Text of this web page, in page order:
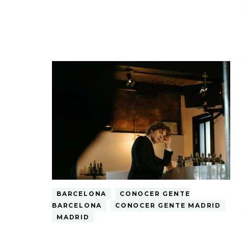
BARCELONA
CONOCER GENTE
BARCELONA
CONOCER GENTE MADRID
MADRID